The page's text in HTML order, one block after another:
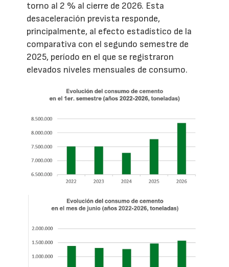
torno al 2 % al cierre de 2026. Esta
desaceleración prevista responde,
principalmente, al efecto estadístico de la
comparativa con el segundo semestre de
2025, período en el que se registraron
elevados niveles mensuales de consumo.